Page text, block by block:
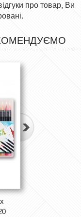
про товар, Ви